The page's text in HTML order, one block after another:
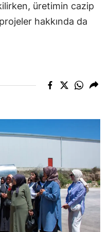
üretimin cazip
hakkında da